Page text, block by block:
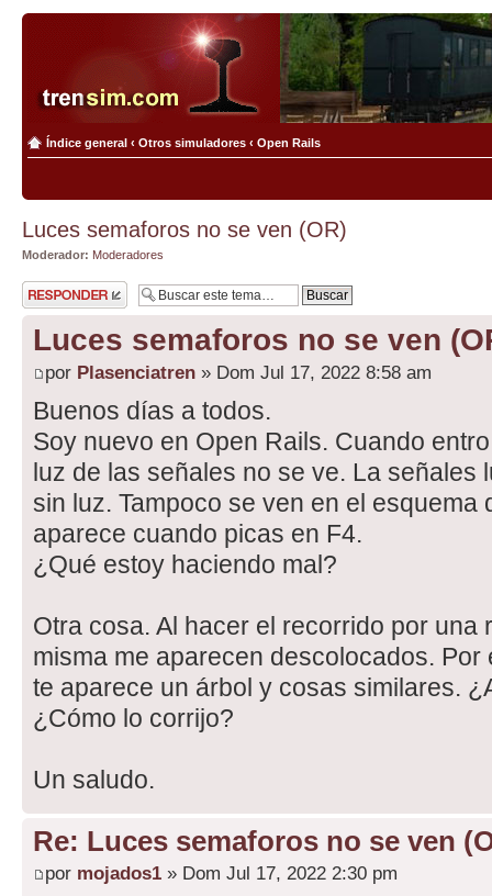
Índice general ‹ Otros simuladores ‹ Open Rails
Luces semaforos no se ven (OR)
Moderador: Moderadores
Publicar una
respuesta
Luces semaforos no se ven
por Plasenciatren » Dom Jul 17, 2022 8:58 am
Buenos días a todos.
Soy nuevo en Open Rails. Cuando
luz de las señales no se ve. La señales
sin luz. Tampoco se ven en el esquema
aparece cuando picas en F4.
¿Qué estoy haciendo mal?
Otra cosa. Al hacer el recorrido por una
misma me aparecen descolocados.
te aparece un árbol y cosas similares.
¿Cómo lo corrijo?
Un saludo.
Re: Luces semaforos no se ven
por mojados1 » Dom Jul 17, 2022 2:30 pm